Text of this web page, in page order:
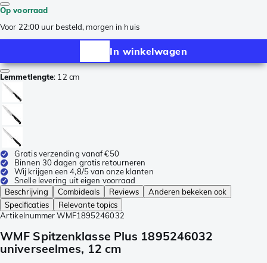
Op voorraad
Voor 22:00 uur besteld, morgen in huis
In winkelwagen
Lemmetlengte: 12 cm
Gratis verzending vanaf €50
Binnen 30 dagen gratis retourneren
Wij krijgen een 4,8/5 van onze klanten
Snelle levering uit eigen voorraad
Beschrijving
Combideals Reviews
Anderen bekeken ook
Specificaties
Relevante topics
Artikelnummer WMF1895246032
WMF Spitzenklasse Plus 1895246032
universeelmes, 12 cm